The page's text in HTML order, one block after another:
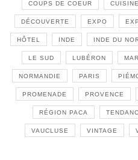
COUPS DE COEUR CUISINE
DÉCOUVERTE EXPO
HÔTEL INDE INDE DU
LE SUD LUBÉRON
NORMANDIE PARIS
PROMENADE PROVENCE
RÉGION PACA
VAUCLUSE VINTAGE